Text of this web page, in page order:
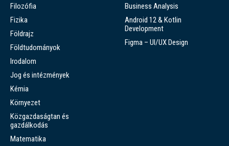
Filozófia
Fizika
Földrajz
Földtudományok
Irodalom
Jog és intézmények
Kémia
Környezet
Közgazdaságtan és
gazdálkodás
Matematika
Business Analysis
Android 12 & Kotlin
Development
Figma – UI/UX Design